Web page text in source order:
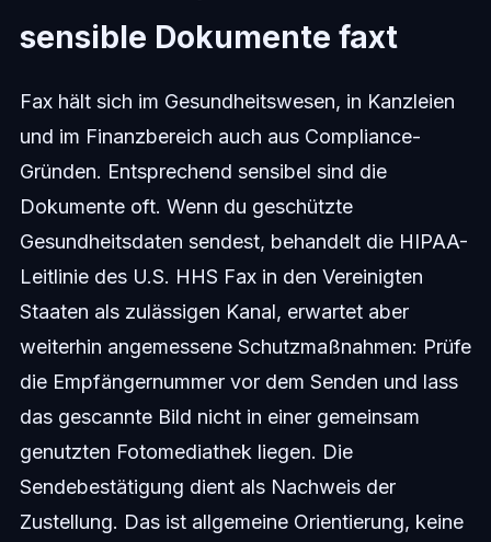
sensible Dokumente faxt
Fax hält sich im Gesundheitswesen, in Kanzleien
und im Finanzbereich auch aus Compliance-
Gründen. Entsprechend sensibel sind die
Dokumente oft. Wenn du geschützte
Gesundheitsdaten sendest, behandelt die HIPAA-
Leitlinie des U.S. HHS Fax in den Vereinigten
Staaten als zulässigen Kanal, erwartet aber
weiterhin angemessene Schutzmaßnahmen: Prüfe
die Empfängernummer vor dem Senden und lass
das gescannte Bild nicht in einer gemeinsam
genutzten Fotomediathek liegen. Die
Sendebestätigung dient als Nachweis der
Zustellung. Das ist allgemeine Orientierung, keine